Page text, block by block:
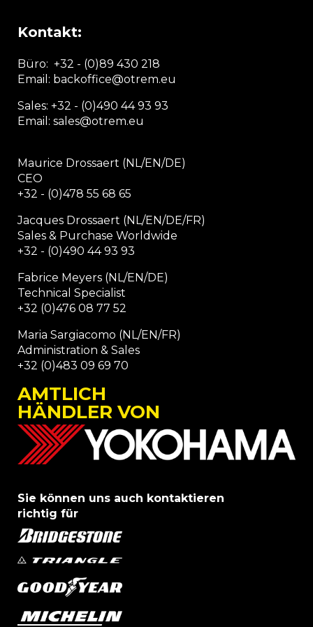
Kontakt:
Büro: +32 - (0)89 430 218
Email: backoffice@otrem.eu
Sales: +32 - (0)490 44 93 93
Email: sales@otrem.eu
Maurice Drossaert (NL/EN/DE)
CEO
+32 - (0)478 55 68 65
Jacques Drossaert (NL/EN/DE/FR)
Sales & Purchase Worldwide
+32 - (0)490 44 93 93
Fabrice Meyers (NL/EN/DE)
Technical Specialist
+32 (0)476 08 77 52
Maria Sargiacomo (NL/EN/FR)
Administration & Sales
+32 (0)483 09 69 70
AMTLICH
HÄNDLER VON
Sie können uns auch kontaktieren
richtig für